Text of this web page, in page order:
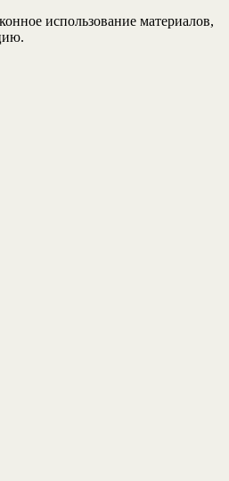
использование материалов,